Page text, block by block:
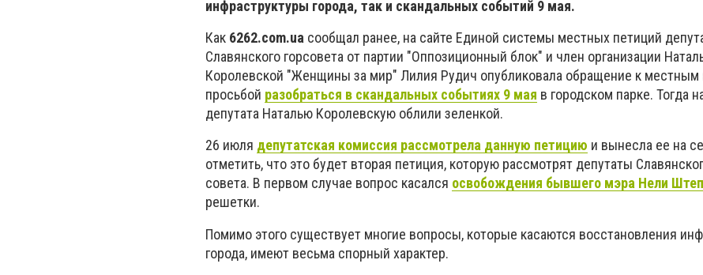
инфраструктуры города, так и скандальных событий 9 мая.
Как 6262.com.ua сообщал ранее, на сайте Единой системы местных петиций
Славянского горсовета от партии "Оппозиционный блок" и член организации
Королевской "Женщины за мир" Лилия Рудич опубликовала обращение к местным
просьбой разобраться в скандальных событиях 9 мая в городском парке. Тогда
депутата Наталью Королевскую облили зеленкой.
26 июля депутатская комиссия рассмотрела данную петицию и вынесла ее на
отметить, что это будет вторая петиция, которую рассмотрят депутаты
совета. В первом случае вопрос касался освобождения бывшего мэра Нели
решетки.
Помимо этого существует многие вопросы, которые касаются восстановления
города, имеют весьма спорный характер.